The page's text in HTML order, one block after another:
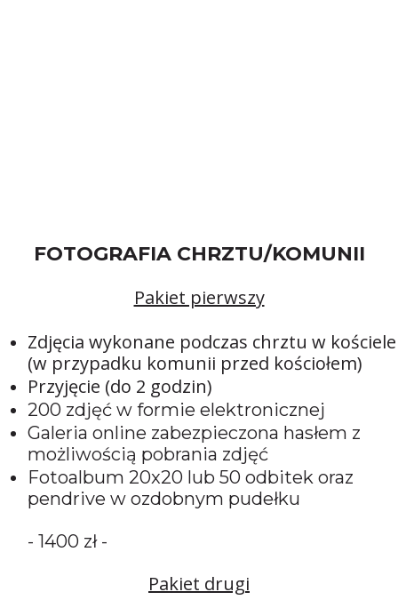
FOTOGRAFIA CHRZTU/KOMUNII
Pakiet pierwszy
Zdjęcia wykonane podczas chrztu w kościele
(w przypadku komunii przed kościołem)
Przyjęcie (do 2 godzin)
200 zdjęć w formie elektronicznej
Galeria online zabezpieczona hasłem z
możliwością pobrania zdjęć
Fotoalbum 20x20 lub 50 odbitek oraz
pendrive w ozdobnym pudełku
- 1400 zł -
Pakiet drugi